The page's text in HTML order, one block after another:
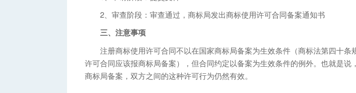
2、审查阶段：审查通过，商标局发出商标使用许可合同备案通知书
三、注意事项
注册商标使用许可合同不以在国家商标局备案为生效条件（商标法第四十条
许可合同应该报商标局备案），但合同约定以备案为生效条件的例外。也就是说
商标局备案，双方之间的这种许可行为仍然有效。